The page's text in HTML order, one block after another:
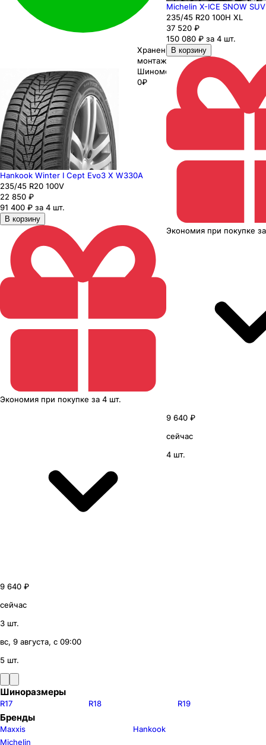
Хранение до
монтажа 0₽
Шиномонтаж
0₽
Hankook Winter I Cept Evo3 X W330A
235/45 R20 100V
22 850 ₽
91 400 ₽ за 4 шт.
В корзину
Экономия при покупке за 4 шт.
9 640 ₽
сейчас
3 шт.
вс, 9 августа, с 09:00
5 шт.
Michelin X-ICE SNOW SUV
235/45 R20 100H XL
37 520 ₽
150 080 ₽ за 4 шт.
В корзину
Экономия при покупке
9 640 ₽
сейчас
4 шт.
Шиноразмеры
R17 R18 R19
Бренды
Maxxis
Hankook
Michelin